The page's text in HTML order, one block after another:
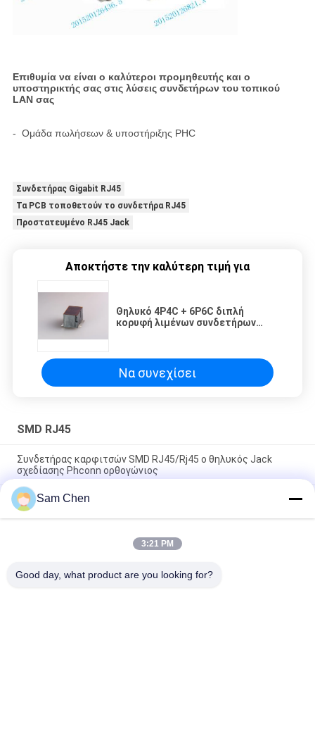
Επιθυμία να είναι ο καλύτεροι προμηθευτής και ο
υποστηρικτής σας στις λύσεις συνδετήρων του τοπικού
LAN σας
- Ομάδα πωλήσεων & υποστήριξης PHC
Συνδετήρας Gigabit RJ45
Τα PCB τοποθετούν το συνδετήρα RJ45
Προστατευμένο RJ45 Jack
Αποκτήστε την καλύτερη τιμή για
Θηλυκό 4P4C + 6P6C διπλή
κορυφή λιμένων συνδετήρων
Να συνεχίσει
SMD RJ45
Συνδετήρας καρφιτσών SMD RJ45/Rj45 ο θηλυκός Jack
σχεδίασης Phconn ορθογώνιος
Μικρό RJ45 ο μορφωματικός Jack κάθετο προστατευμένο
SMT με τη τοπ είσοδο wr-MJ 634108185321 ετικεττών 8P8C
ύλης συγκολλήσεως
Προσαρμοσμένα 125 VAC RMS 18.1L SMD RJ45 για το βίντεο,
Sam Chen
3:21 PM
Good day, what product are you looking for?